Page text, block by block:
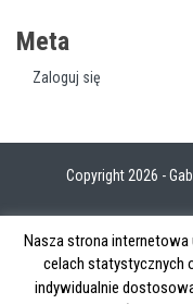
Meta
Zaloguj się
Copyright 2026 -
Klienci znaleźli nas
psychoterapeutyczny Częstochowa,
Nasza strona
celach statystycznych
indywidualnie